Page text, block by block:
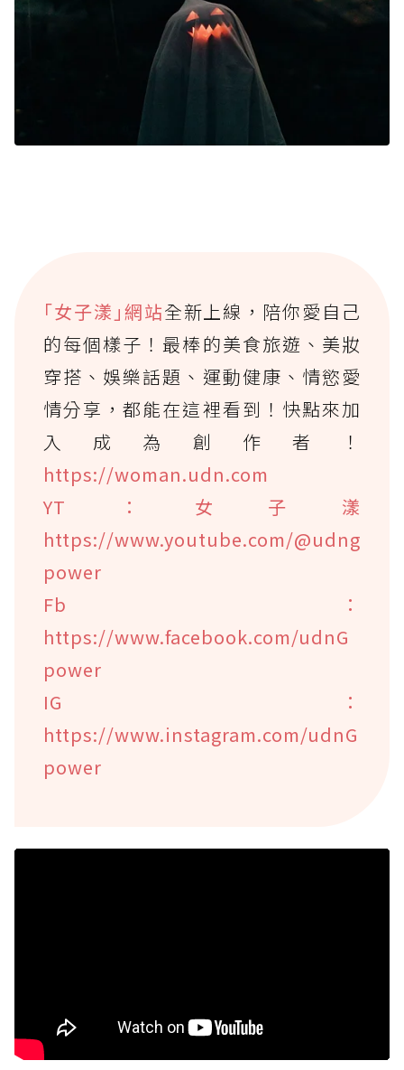
｢女子漾｣網站全新上線，陪你愛自己
的每個樣子！最棒的美食旅遊、美妝
穿搭、娛樂話題、運動健康、情慾愛
情分享，都能在這裡看到！快點來加
入成為創作者！
https://woman.udn.com
YT：女子漾
https://www.youtube.com/@udng
power
Fb：
https://www.facebook.com/udnG
power
IG：
https://www.instagram.com/udnG
power